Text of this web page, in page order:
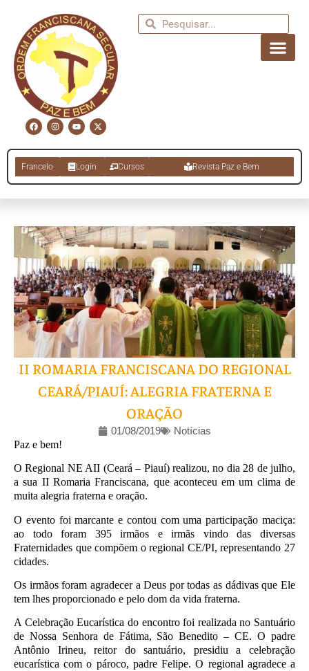
Francelo Login Cursos Revista Paz e Bem
II ROMARIA FRANCISCANA DO REGIONAL
CEARÁ/PIAUÍ: ALEGRIA FRATERNA E
ORAÇÃO
01/08/2019
Notícias
Paz e bem!
O Regional NE AII (Ceará – Piauí) realizou, no dia 28 de julho,
a sua II Romaria Franciscana, que aconteceu em um clima de
muita alegria fraterna e oração.
O evento foi marcante e contou com uma participação maciça:
ao todo foram 395 irmãos e irmãs vindo das diversas
Fraternidades que compõem o regional CE/PI, representando 27
cidades.
Os irmãos foram agradecer a Deus por todas as dádivas que Ele
tem lhes proporcionado e pelo dom da vida fraterna.
A Celebração Eucarística do encontro foi realizada no Santuário
de Nossa Senhora de Fátima, São Benedito – CE. O padre
Antônio Irineu, reitor do santuário, presidiu a celebração
eucarística com o pároco, padre Felipe. O regional agradece a